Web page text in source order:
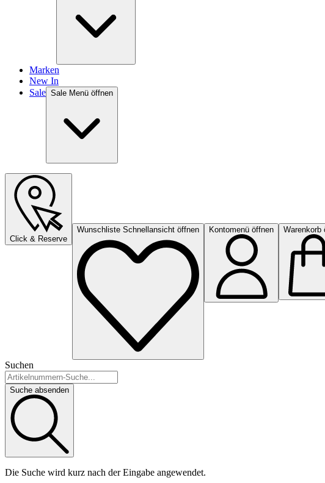
Marken
New In
Sale Sale Menü öffnen
Click & Reserve
Wunschliste Schnellansicht öffnen Kontomenü öffnen Warenkorb
Suchen
Suche absenden
Die Suche wird kurz nach der Eingabe angewendet.